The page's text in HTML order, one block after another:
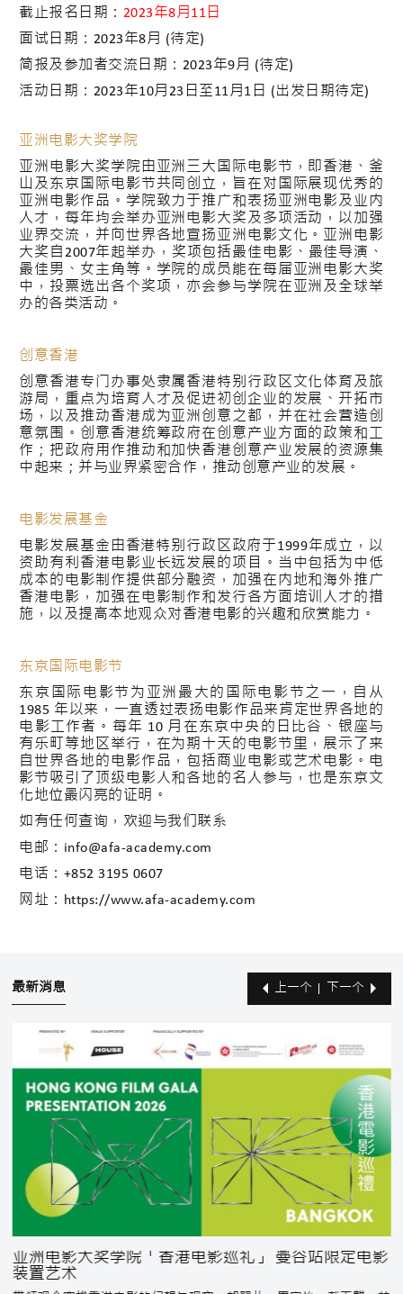
截止报名日期： 2023年8月11日
面试日期：2023年8月 (待定)
简报及参加者交流日期：2023年9月 (待定)
活动日期：2023年10月23日至11月1日 (出发日期待定)
亚洲电影大奖学院
亚洲电影大奖学院由亚洲三大国际电影节，即香港、釜
山及东京国际电影节共同创立，旨在对国际展现优秀的
亚洲电影作品。学院致力于推广和表扬亚洲电影及业内
人才，每年均会举办亚洲电影大奖及多项活动，以加强
业界交流，并向世界各地宣扬亚洲电影文化。亚洲电影
大奖自2007年起举办，奖项包括最佳电影、最佳导演、
最佳男、女主角等。学院的成员能在每届亚洲电影大奖
中，投票选出各个奖项，亦会参与学院在亚洲及全球举
办的各类活动。
创意香港
创意香港专门办事处隶属香港特别行政区文化体育及旅
游局，重点为培育人才及促进初创企业的发展、开拓市
场，以及推动香港成为亚洲创意之都，并在社会营造创
意氛围。创意香港统筹政府在创意产业方面的政策和工
作；把政府用作推动和加快香港创意产业发展的资源集
中起来；并与业界紧密合作，推动创意产业的发展。
电影发展基金
电影发展基金由香港特别行政区政府于1999年成立，以
资助有利香港电影业长远发展的项目。当中包括为中低
成本的电影制作提供部分融资，加强在内地和海外推广
香港电影，加强在电影制作和发行各方面培训人才的措
施，以及提高本地观众对香港电影的兴趣和欣赏能力。
东京国际电影节
东京国际电影节为亚洲最大的国际电影节之一，自从
1985 年以来，一直透过表扬电影作品来肯定世界各地的
电影工作者。每年 10 月在东京中央的日比谷、银座与
有乐町等地区举行，在为期十天的电影节里，展示了来
自世界各地的电影作品，包括商业电影或艺术电影。电
影节吸引了顶级电影人和各地的名人参与，也是东京文
化地位最闪亮的证明。
如有任何查询，欢迎与我们联系
电邮：info@afa-academy.com
电话：+852 3195 0607
网址：https://www.afa-academy.com
最新消息
亚洲电影大奖学院「香港电影巡礼」 曼谷站限定电影
装置艺术
上一个 下一个